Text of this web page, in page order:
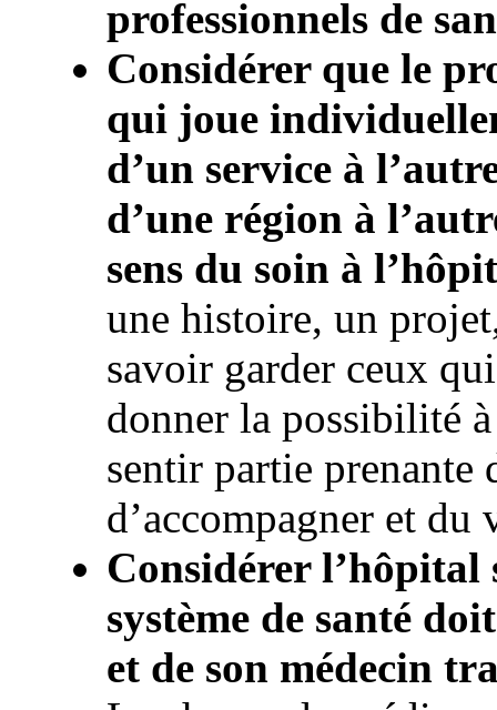
professionnels de
Considérer que le
qui joue
d’un service à
d’une région à
sens du soin à
une histoire, un
savoir garder ceux
donner la possibilité
sentir partie prenante
d’accompagner et du
Considérer l’hôpital
système de santé
et de son médecin